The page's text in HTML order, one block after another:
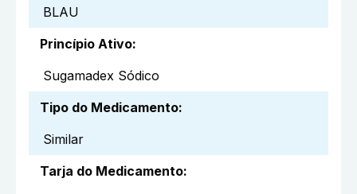
BLAU
Princípio Ativo:
Sugamadex Sódico
Tipo do Medicamento:
Similar
Tarja do Medicamento: